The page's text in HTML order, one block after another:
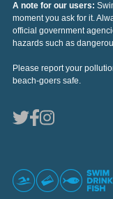
A note for our users:
moment you ask for it.
official government
hazards such as
Please report your
beach-goers safe.